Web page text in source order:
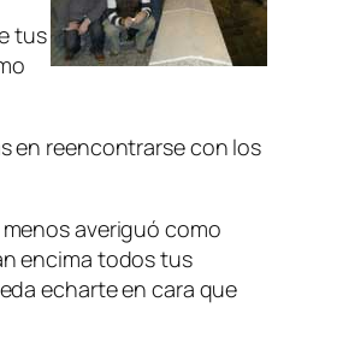
tus
en reencontrarse con los
averiguó como
encima todos tus
echarte en cara que